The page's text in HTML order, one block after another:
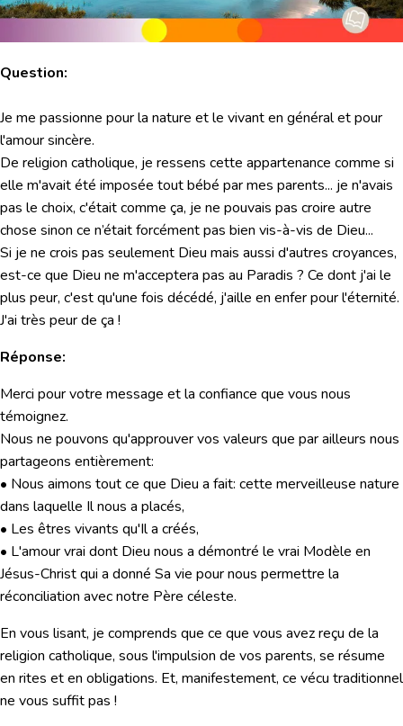
Question:
Je me passionne pour la nature et le vivant en général et pour
l'amour sincère.
De religion catholique, je ressens cette appartenance comme si
elle m'avait été imposée tout bébé par mes parents... je n'avais
pas le choix, c'était comme ça, je ne pouvais pas croire autre
chose sinon ce n’était forcément pas bien vis-à-vis de Dieu...
Si je ne crois pas seulement Dieu mais aussi d'autres croyances,
est-ce que Dieu ne m'acceptera pas au Paradis ? Ce dont j'ai le
plus peur, c'est qu'une fois décédé, j'aille en enfer pour l'éternité.
J'ai très peur de ça !
Réponse:
Merci pour votre message et la confiance que vous nous
témoignez.
Nous ne pouvons qu'approuver vos valeurs que par ailleurs nous
partageons entièrement:
• Nous aimons tout ce que Dieu a fait: cette merveilleuse nature
dans laquelle Il nous a placés,
• Les êtres vivants qu'Il a créés,
• L'amour vrai dont Dieu nous a démontré le vrai Modèle en
Jésus-Christ qui a donné Sa vie pour nous permettre la
réconciliation avec notre Père céleste.
En vous lisant, je comprends que ce que vous avez reçu de la
religion catholique, sous l'impulsion de vos parents, se résume
en rites et en obligations. Et, manifestement, ce vécu traditionnel
ne vous suffit pas !